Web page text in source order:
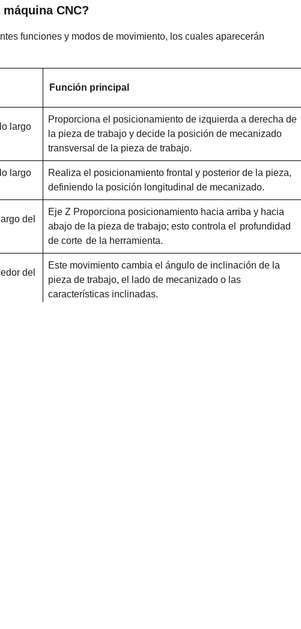
CNC?
funciones y modos de movimiento, los cuales aparecerán
Función principal
largo
Proporciona el posicionamiento de izquierda a derecha de
la pieza de trabajo y decide la posición de mecanizado
transversal de la pieza de trabajo.
largo
Realiza el posicionamiento frontal y posterior de la pieza,
definiendo la posición longitudinal de mecanizado.
del
Eje Z Proporciona posicionamiento hacia arriba y hacia
abajo de la pieza de trabajo; esto controla el
profundidad
de corte de la herramienta.
del
Este movimiento cambia el ángulo de inclinación de la
pieza de trabajo, el lado de mecanizado o las
características inclinadas.